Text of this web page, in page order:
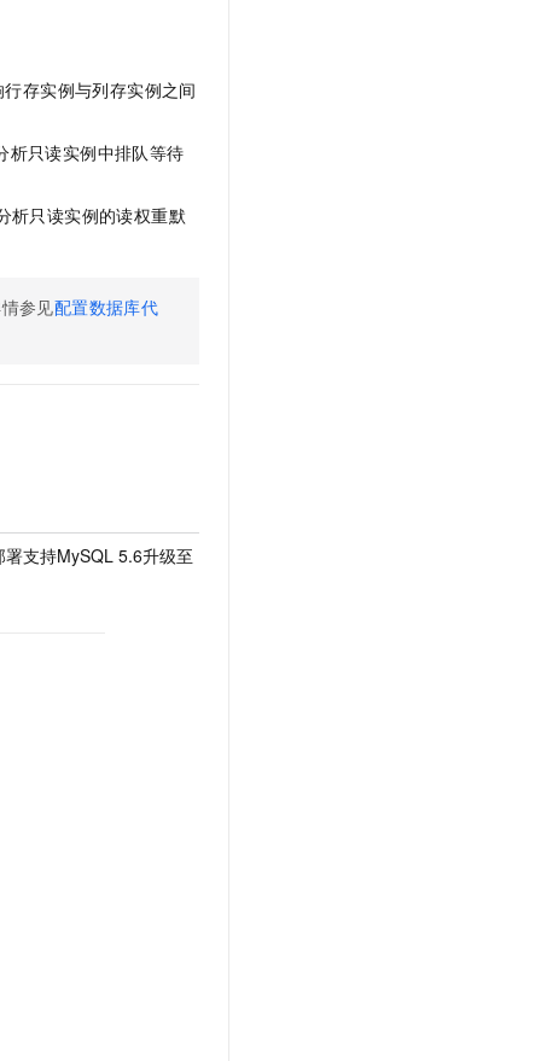
存实例与列存实例之间
析只读实例中排队等待
析只读实例的读权重默
参见配置数据库代
署支持MySQL 5.6升级至